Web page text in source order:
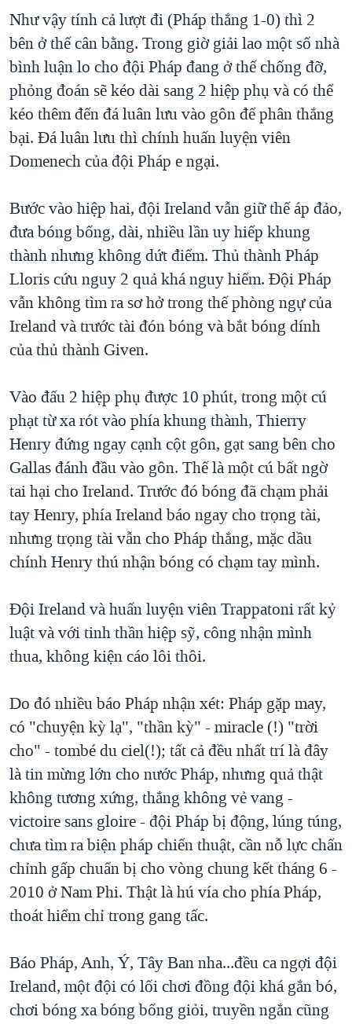
Như vậy tính cả lượt đi (Pháp thắng 1-0) thì 2
bên ở thế cân bằng. Trong giờ giải lao một số nhà
bình luận lo cho đội Pháp đang ở thế chống đỡ,
phỏng đoán sẽ kéo dài sang 2 hiệp phụ và có thể
kéo thêm đến đá luân lưu vào gôn để phân thắng
bại. Đá luân lưu thì chính huấn luyện viên
Domenech của đội Pháp e ngại.
Bước vào hiệp hai, đội Ireland vẫn giữ thế áp đảo,
đưa bóng bổng, dài, nhiều lần uy hiếp khung
thành nhưng không dứt điểm. Thủ thành Pháp
Lloris cứu nguy 2 quả khá nguy hiểm. Đội Pháp
vẫn không tìm ra sơ hở trong thế phòng ngự của
Ireland và trước tài đón bóng và bắt bóng dính
của thủ thành Given.
Vào đấu 2 hiệp phụ được 10 phút, trong một cú
phạt từ xa rót vào phía khung thành, Thierry
Henry đứng ngay cạnh cột gôn, gạt sang bên cho
Gallas đánh đầu vào gôn. Thế là một cú bất ngờ
tai hại cho Ireland. Trước đó bóng đã chạm phải
tay Henry, phía Ireland báo ngay cho trọng tài,
nhưng trọng tài vẫn cho Pháp thắng, mặc dầu
chính Henry thú nhận bóng có chạm tay mình.
Đội Ireland và huấn luyện viên Trappatoni rất kỷ
luật và với tinh thần hiệp sỹ, công nhận mình
thua, không kiện cáo lôi thôi.
Do đó nhiều báo Pháp nhận xét: Pháp gặp may,
có "chuyện kỳ lạ", "thần kỳ" - miracle (!) "trời
cho" - tombé du ciel(!); tất cả đều nhất trí là đây
là tin mừng lớn cho nước Pháp, nhưng quả thật
không tương xứng, thắng không vẻ vang -
victoire sans gloire - đội Pháp bị động, lúng túng,
chưa tìm ra biện pháp chiến thuật, cần nỗ lực chấn
chỉnh gấp chuẩn bị cho vòng chung kết tháng 6 -
2010 ở Nam Phi. Thật là hú vía cho phía Pháp,
thoát hiểm chỉ trong gang tấc.
Báo Pháp, Anh, Ý, Tây Ban nha...đều ca ngợi đội
Ireland, một đội có lối chơi đồng đội khá gắn bó,
chơi bóng xa bóng bổng giỏi, truyền ngắn cũng